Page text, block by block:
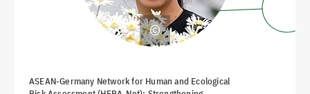
ASEAN-Germany Network for Human and Ecological